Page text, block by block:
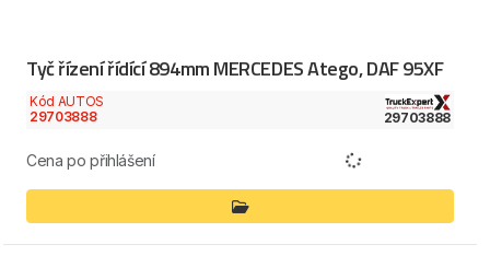
Tyč řízení řídící 894mm MERCEDES Atego, DAF 95XF
Kód AUTOS
29703888
29703888
Cena po přihlášení